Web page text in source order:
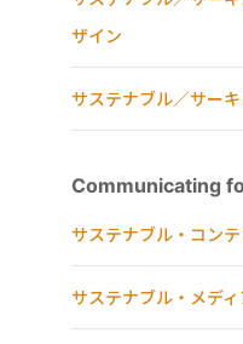
ザイン
サステナブル／サー
Communicating
サステナブル・コン
サステナブル・メデ